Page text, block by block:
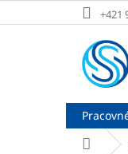
na
+421